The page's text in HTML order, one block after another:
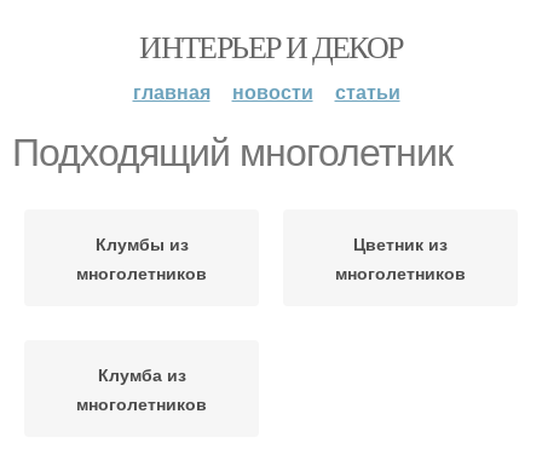
ИНТЕРЬЕР И ДЕКОР
главная новости статьи
Подходящий многолетник
Клумбы из
многолетников
Цветник из
многолетников
Клумба из
многолетников